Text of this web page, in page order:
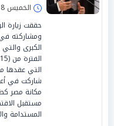
الخميس 18/يونيو/2026 - 08:45 م
حققت زيارة
ومشاركته
الكبرى
التي عقدها
شاركت في
مكانة مصر
مستقبل
المستدامة